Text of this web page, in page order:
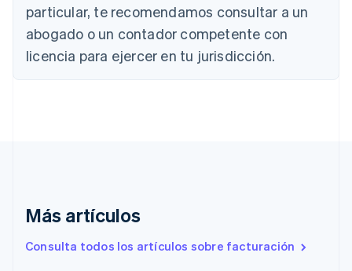
particular, te recomendamos consultar a un
abogado o un contador competente con
licencia para ejercer en tu jurisdicción.
Más artículos
Consulta todos los artículos sobre facturación
Canadá
China continental
简体中文English
English
English Italiano